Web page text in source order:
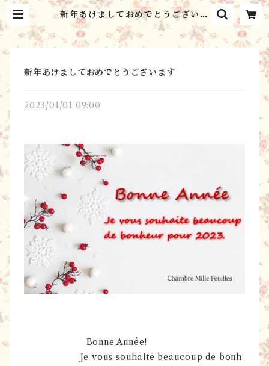
新年あけましておめでとうございま
す | シャンブル・ミルフィーユ C
hambre Mille Feuilles
新年あけましておめでとうございます
2023/01/01 09:00
Bonne Année!
Je vous souhaite beaucoup de bonh